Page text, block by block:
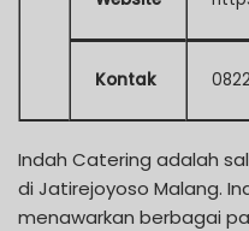
Kontak
Indah Catering adalah
di Jatirejoyoso Malang.
menawarkan berbagai